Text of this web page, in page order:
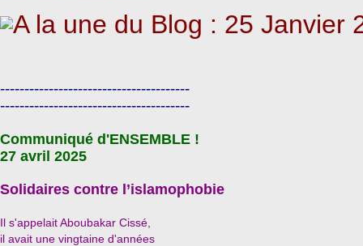
---------------------------------------
---------------------------------------
Communiqué d'ENSEMBLE !
27 avril 2025
Solidaires contre l’islamophobie
Il s'appelait Aboubakar Cissé,
il avait une vingtaine d'années